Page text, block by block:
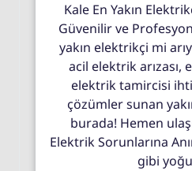
Kale En Yakın
Güvenilir ve
yakın elektrikçi mi
acil elektrik arızası,
elektrik tamircisi
çözümler sunan
burada! Hemen
Elektrik Sorunlarına
gibi